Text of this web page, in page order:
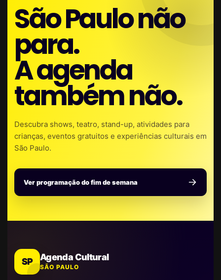
São Paulo não
para.
A agenda
também não.
Descubra shows, teatro, stand-up, atividades para
crianças, eventos gratuitos e experiências culturais em
São Paulo.
Ver programação do fim de semana
SP Agenda Cultural
SÃO PAULO